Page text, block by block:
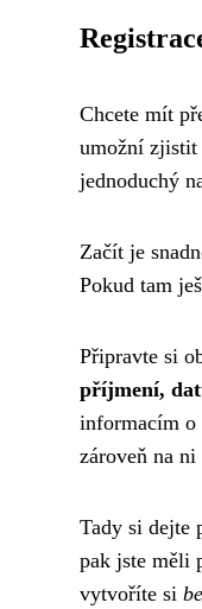
Chcete mít
umožní zjistit
jednoduchý
Začít je
Pokud tam
Připravte si
příjmení,
informacím o
zároveň na
Tady si dejte
pak jste měli
vytvoříte si